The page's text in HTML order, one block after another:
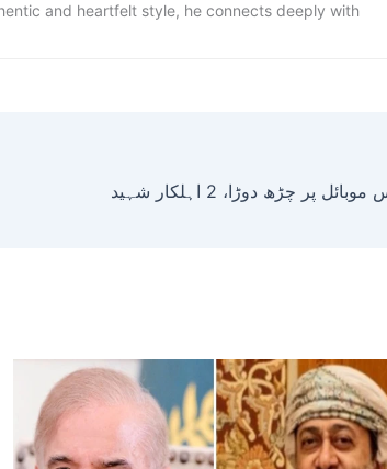
and heartfelt style, he connects deeply with